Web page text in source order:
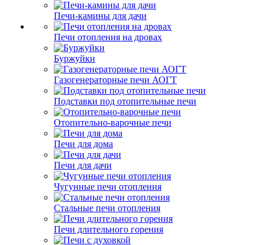
Печи-камины для дачи
Печи отопления на дровах
Буржуйки
Газогенераторные печи АОГТ
Подставки под отопительные печи
Отопительно-варочные печи
Печи для дома
Печи для дачи
Чугунные печи отопления
Стальные печи отопления
Печи длительного горения